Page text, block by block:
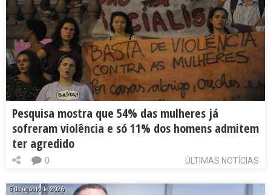
Pesquisa mostra que 54% das mulheres já
sofreram violência e só 11% dos homens admitem
ter agredido
ÚLTIMAS NOTÍCIAS
0
5 de agosto de 2026